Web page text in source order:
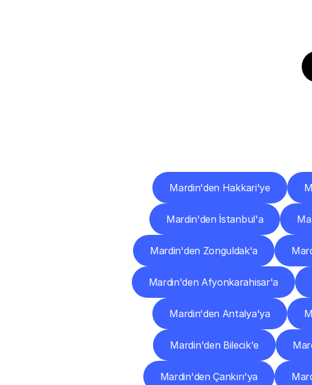
Mardin'den Hakkari'ye
Mardin'den İstanbul'a
Mardin'den Zonguldak'a
Mardin'den Afyonkarahisar'a
Mardin'den Antalya'ya
Mardin'den Bilecik'e
Mardin'den Çankırı'ya